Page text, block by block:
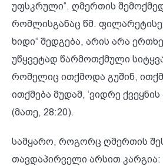
უფსკრული“. ღმერთის
რომლისგანაც წმ.
ხიდი“ შედგება, არის არა
უწყვეტად წარმოთქმული
რომელიც ითქმოდა გუშინ,
ითქმება მუდამ, ‘ვიდრე
(მათე, 28:20).
სამყარო, როგორც ღმერთის
თავდაპირველი არსით კარგია: